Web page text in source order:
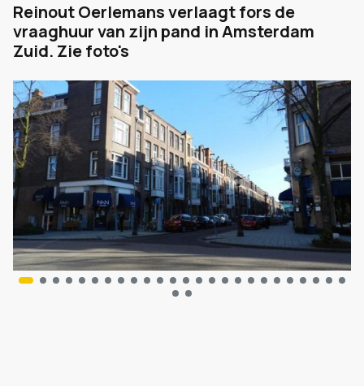
Reinout Oerlemans verlaagt fors de
vraaghuur van zijn pand in Amsterdam
Zuid. Zie foto's